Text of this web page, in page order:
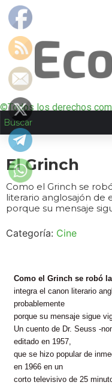
©Todos los derechos
El Grinch
Como el Grinch se
literario anglosajón de
porque su mensaje
Categoría: Cine
Como el Grinch se robó
integra el canon literario
probablemente
porque su mensaje sigue
Un cuento de Dr. Seuss -
editado en 1957,
que se hizo popular de
en 1966 en un
corto televisivo de 25